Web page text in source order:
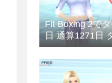
Fit Boxing 2で
日 通算1271日